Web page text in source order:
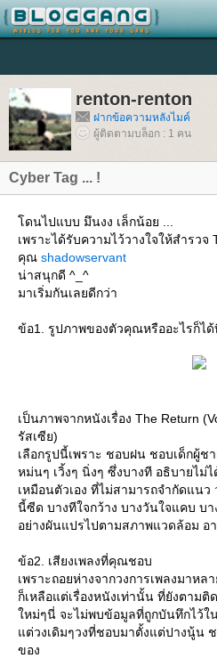
renton-renton
ฝากข้อความหลังไมค์
ผู้ติดตามบล็อก : 1 คน
Cyber Tag ... !
ดนไปแบบ มึนงง เล็กน้อย ...
เพราะได้รับความไว้วางใจให้สำรวจ
คุณ shadowservant
น่าสนุกดี ^_^
มาเริ่มกันเลยดีกว่า
ข้อ1. รูปภาพของตัวคุณหรืออะไรก็ไ
เป็นภาพจากหนังเรื่อง The Return
รัสเซีย)
เลือกรูปนี้เพราะ ชอบฝน ชอบเด็กผู้ช
หม่นๆ เวิ้งๆ นิ่งๆ ซึ่งบางที อธิบายไม่
เหมือนตัวเอง ที่ไม่สามารถจำกัดแน
นี้ซีด บางทีใจกว้าง บางวันใจแคบ บ
อย่างผันแปรไปตามสภาพแวดล้อม อ
ข้อ2. เสียงเพลงที่คุณชอบ
เพราะถอยห่างจากวงการเพลงมาห
ก็เหลือแต่เรื่องหนังเท่านั้น ที่ยังตามติ
หม่ๆนี่ จะไม่พบข้อมูลที่ถูกบันทึกไว้ใน
ต่วงเดิมๆวงที่ชอบมาตั้งแต่ปางนู้น ช
ของ